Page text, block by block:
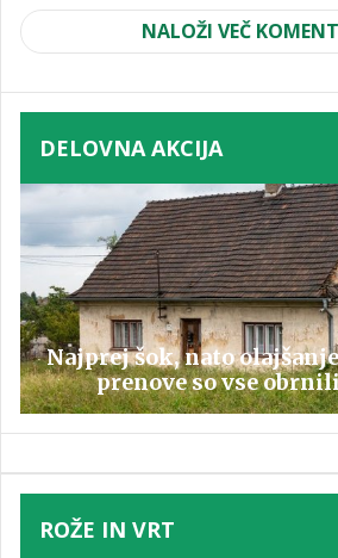
NALOŽI VEČ
DELOVNA AKCIJA
Najprej šok, nato
prenove so vse
ROŽE IN VRT